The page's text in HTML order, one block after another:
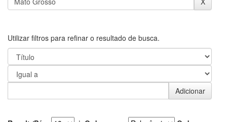
Utilizar filtros para refinar o resultado de busca.